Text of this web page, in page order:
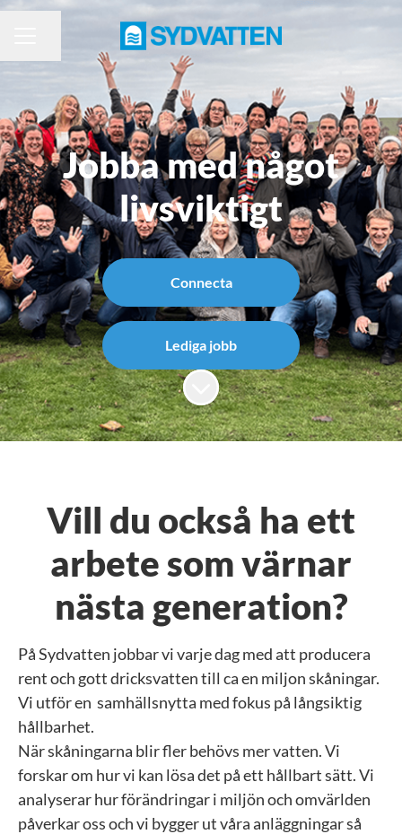
Jobba med något
livsviktigt
Connecta
Lediga jobb
Skrolla för mer innehåll
Vill du också ha ett
arbete som värnar
nästa generation?
På Sydvatten jobbar vi varje dag med att producera
rent och gott dricksvatten till ca en miljon skåningar.
Vi utför en samhällsnytta med fokus på långsiktig
hållbarhet.
När skåningarna blir fler behövs mer vatten. Vi
forskar om hur vi kan lösa det på ett hållbart sätt. Vi
analyserar hur förändringar i miljön och omvärlden
påverkar oss och vi bygger ut våra anläggningar så